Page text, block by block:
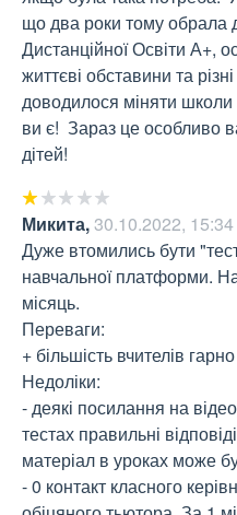
що два роки тому обрала
Дистанційної Освіти А+,
життєві обставини та
доводилося міняти
ви є!  Зараз це особливо
дітей!
Микита,30.10.2022, 15:34
Дуже втомились бути
навчальної платформи.
місяць.
Переваги:
+ більшість вчителів
Недоліки:
- деякі посилання на
тестах правильні
матеріал в уроках може
- 0 контакт класного